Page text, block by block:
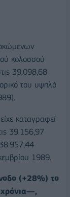
κολοσσού
39.098,68
του υψηλό
καταγραφεί
39.156,97
1989.
(+28%) το